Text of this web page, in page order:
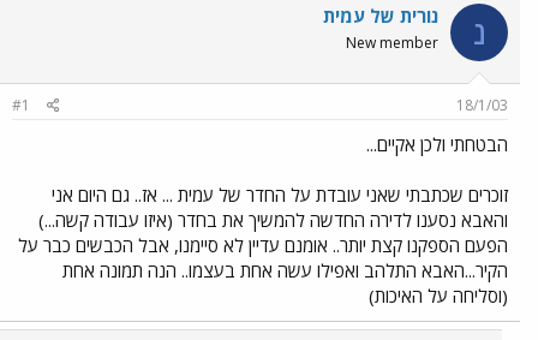
ח
ה
ו
ש
ס
ם
ת
י
נ נורית של עמית
New member
18/1/03
#1
הבטחתי ולכן אקיים...
זוכרים שכתבתי שאני עובדת על החדר של עמית ... אז.. גם היום אני
והאבא נסענו לדירה החדשה להמשיך את בחדר (איזו עבודה קשה...)
הפעם הספקנו קצת יותר.. אומנם עדיין לא סיימנו, אבל הכבשים כבר על
הקיר...האבא התלהב ואפילו עשה אחת בעצמו.. הנה תמונה אחת
(וסליחה על האיכות)